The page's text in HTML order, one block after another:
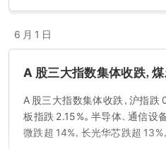
6 月 1 日
A 股三大指数集体收跌，
A 股三大指数集体收跌，沪指跌
板指跌 2.15%。半导体、通信设
微跌超 14%，长光华芯跌超 13%